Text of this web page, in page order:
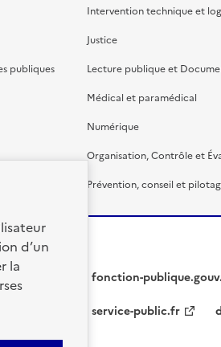
d’un
la
publiques
Intervention technique et
Justice
Lecture publique et
Médical et paramédical
Numérique
Organisation, Contrôle et
Prévention, conseil et
fonction-
service-public.fr